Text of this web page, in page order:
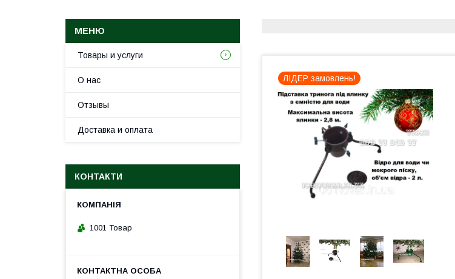
ЛІДЕР замовлень!
Товары и услуги
О нас
Отзывы
Доставка и оплата
КОНТАКТИ
1001 Товар